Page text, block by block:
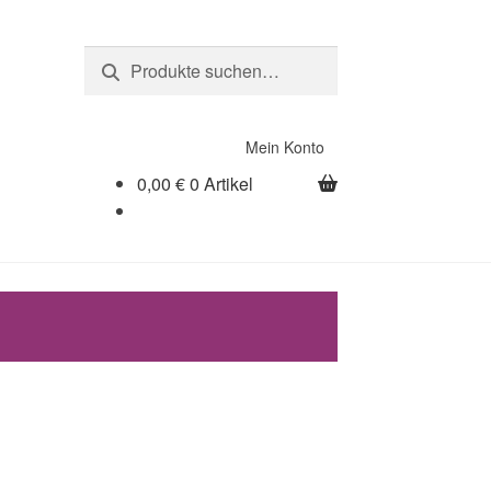
Suche
nach:
Suche
Mein Konto
0,00 €0 Artikel